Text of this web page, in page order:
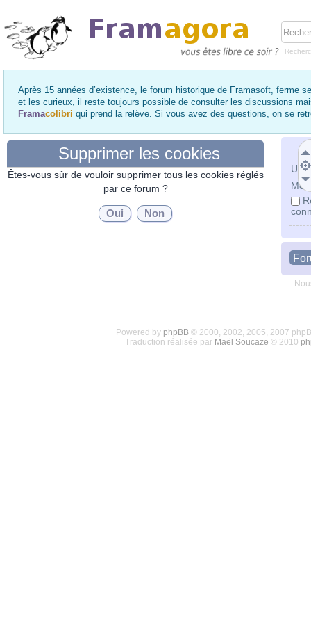
Après 15 années d’existence, le forum historique de Framasoft, ferme
et les curieux, il reste toujours possible de consulter les discussions
Framacolibri qui prend la relève. Si vous avez des questions, on se
Mot
Supprimer les cookies
Êtes-vous sûr de vouloir supprimer tous les cookies réglés
par ce forum ?
Powered by phpBB© 2000, 2002, 2005, 2007
Traduction réalisée par Maël Soucaze © 2010